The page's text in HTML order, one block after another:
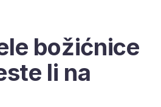
božićnice
li na